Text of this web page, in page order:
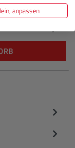
€ 94,99
anpassen